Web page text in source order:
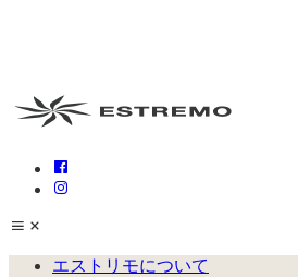
エストリモについて